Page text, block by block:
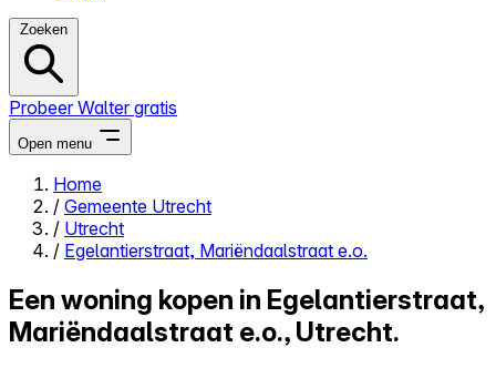
Zoeken
Probeer Walter gratis
Open menu
Close menu
Zelf kopen
Home
/ Gemeente Utrecht
/ Utrecht
/ Egelantierstraat, Mariëndaalstraat e.o.
Een woning kopen in Egelantierstraat,
Mariëndaalstraat e.o., Utrecht.